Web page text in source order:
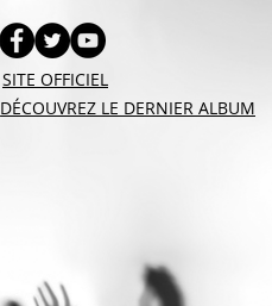
SITE OFFICIEL
DÉCOUVREZ LE DERNIER ALBUM